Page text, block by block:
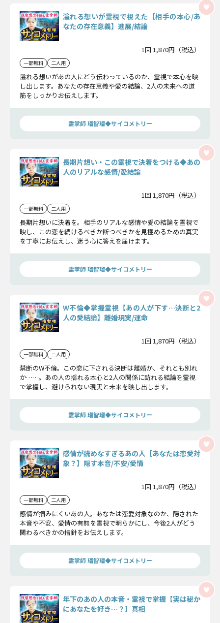
溢れる想いが霊視で視えた【相手の本心/あ
なたの存在意義】進展/結論
1回 1,870円（税込）
一部無料 二人用
溢れる想いがあの人にどう伝わっているのか、霊視で本心を映
し出します。あなたの存在意義や愛の結論、2人の未来への道
筋をしっかりお伝えします。
霊掌師 瑠智瑠◆サイコメトリー
長期片想い・この霊視で決着をつける◆あの
人のリアルな感情/愛結論
1回 1,870円（税込）
一部無料 二人用
長期片想いに決着を。相手のリアルな感情や愛の結論を霊視で
映し、この恋を続けるべきか断つべきかを見極めるための真実
を丁寧にお伝えし、迷う心に答えを届けます。
霊掌師 瑠智瑠◆サイコメトリー
W不倫◆掌握霊視【あの人が下す…決断と2
人の愛結論】離婚現実/運命
1回 1,870円（税込）
一部無料 二人用
禁断のW不倫。この恋に下される決断は離婚か、それとも別れ
か……。あの人の揺れる本心と2人の関係に訪れる結論を霊視
で掌握し、避けられない現実と未来を映し出します。
霊掌師 瑠智瑠◆サイコメトリー
感情が読めなすぎるあの人【あなたは恋愛対
象？】隠す本音/不安/愛情
1回 1,870円（税込）
一部無料 二人用
感情が掴みにくいあの人。あなたは恋愛対象なのか、隠された
本音や不安、愛情の有無を霊視で明らかにし、今後2人がどう
関わるべきかの指針をお伝えします。
霊掌師 瑠智瑠◆サイコメトリー
年下のあの人の本音・霊視で掌握【実は秘か
にあなたを好き…？】真相